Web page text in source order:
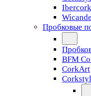
Ibercork
Пробковые
BFM
CorkArt